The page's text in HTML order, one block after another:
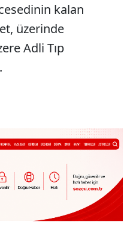
kalan
üzerinde
Adli Tıp